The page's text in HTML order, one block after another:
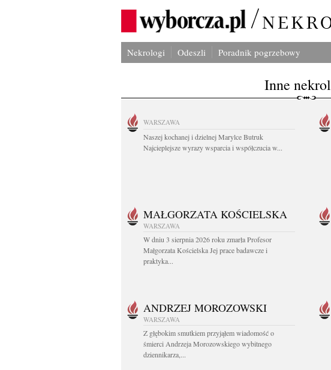
Nekrologi Odeszli Poradnik pogrzebowy
Inne
WARSZAWA
Naszej kochanej i dzielnej Marylce Butruk
Najcieplejsze wyrazy wsparcia i współczucia w...
MAŁGORZATA KOŚCIELSKA
WARSZAWA
W dniu 3 sierpnia 2026 roku zmarła Profesor
Małgorzata Kościelska Jej prace badawcze i
praktyka...
ANDRZEJ MOROZOWSKI
WARSZAWA
Z głębokim smutkiem przyjąłem wiadomość o
śmierci Andrzeja Morozowskiego wybitnego
dziennikarza,...